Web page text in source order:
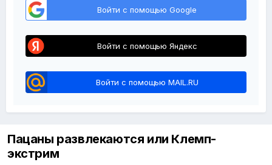
Войти с помощью Google
Войти с помощью Яндекс
Войти с помощью MAIL.RU
Пацаны развлекаются или Клемп-
экстрим